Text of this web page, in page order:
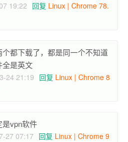
19:22 回复 Linux | Chrome 78.
个都下载了，都是同一个不知道
全是英文
24 21:19 回复 Linux | Chrome 8
vpn软件
27 07:17 回复 Linux | Chrome 9